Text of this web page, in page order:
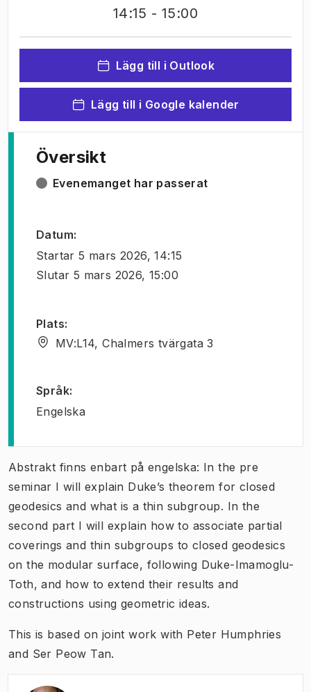
14:15 - 15:00
Lägg till i Outlook
Lägg till i Google kalender
Översikt
Evenemanget har passerat
Datum:
Startar 5 mars 2026, 14:15
Slutar 5 mars 2026, 15:00
Plats:
MV:L14, Chalmers tvärgata 3
Språk:
Engelska
Abstrakt finns enbart på engelska: In the pre
seminar I will explain Duke’s theorem for closed
geodesics and what is a thin subgroup. In the
second part I will explain how to associate partial
coverings and thin subgroups to closed geodesics
on the modular surface, following Duke-Imamoglu-
Toth, and how to extend their results and
constructions using geometric ideas.
This is based on joint work with Peter Humphries
and Ser Peow Tan.